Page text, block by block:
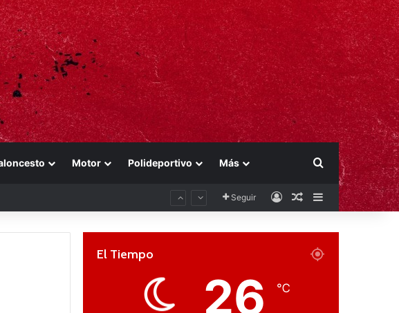
Motor Polideportivo Más Buscar por
Seguir AccesoPublicación al
Barra lateral
El Tiempo
26 ℃